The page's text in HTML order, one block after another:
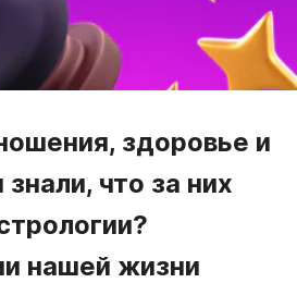
здоровье и
что за них
нашей жизни